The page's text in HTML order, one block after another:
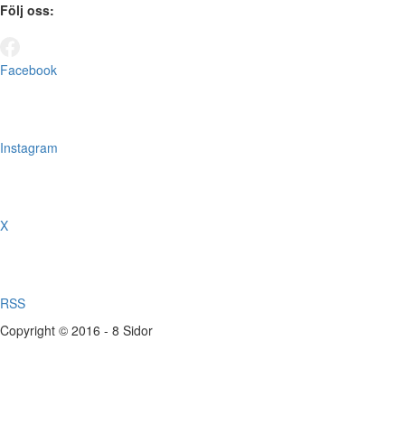
Följ oss:
Facebook
Instagram
X
RSS
Copyright © 2016 - 8 Sidor